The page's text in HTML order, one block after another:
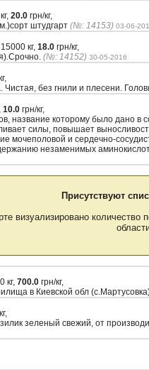
20.0 грн/кг,
штудгарт (№: 14153) 03-06-
15000 кг, 18.0 грн/кг,
(№: 14152) 30-05-2016
Чистая, без гнили и плесени.
10.0 грн/кг,
название которому было дано в
силы, повышает
мочеполовой и сердечно-
незаменимых
Присутствуют
визуализировано
кг, 700.0 грн/кг,
в Киевской обл
зеленый свежий, от